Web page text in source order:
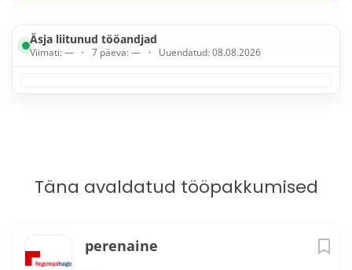
Äsja liitunud tööandjad
Viimati:— • 7 päeva:— • Uuendatud:08.08.2026
Täna avaldatud tööpakkumised
perenaine